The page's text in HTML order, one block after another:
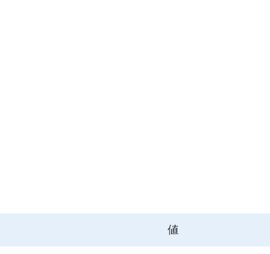
向けに1年以上のバッテリ動作を実現した世界初
ーションコードも、外部のCPUやMCUを必要とせ
のネットワークスタック機能をフルに発揮するこ
を補完するのに最適な製品です。
値